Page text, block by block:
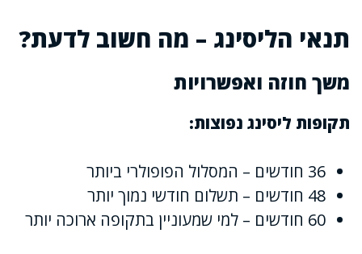
תנאי הליסינג – מה חשוב לדעת?
משך חוזה ואפשרויות
תקופות ליסינג נפוצות:
36 חודשים – המסלול הפופולרי ביותר
48 חודשים – תשלום חודשי נמוך יותר
60 חודשים – למי שמעוניין בתקופה ארוכה יותר